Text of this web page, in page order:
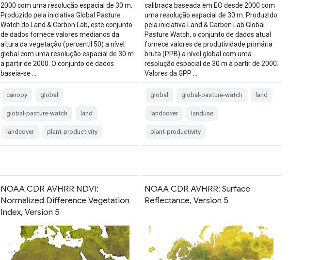
2000 com uma resolução espacial de 30 m.
Produzido pela iniciativa Global Pasture
Watch do Land & Carbon Lab, este conjunto
de dados fornece valores medianos da
altura da vegetação (percentil 50) a nível
global com uma resolução espacial de 30 m
a partir de 2000. O conjunto de dados
baseia-se …
canopy global
global-pasture-watch land
landcover plant-productivity
calibrada baseada em EO desde 2000 com
uma resolução espacial de 30 m. Produzido
pela iniciativa Land & Carbon Lab Global
Pasture Watch, o conjunto de dados atual
fornece valores de produtividade primária
bruta (PPB) a nível global com uma
resolução espacial de 30 m a partir de 2000.
Valores da GPP …
global global-pasture-watch land
landcover landuse
plant-productivity
NOAA CDR AVHRR NDVI:
Normalized Difference Vegetation
Index, Version 5
NOAA CDR AVHRR: Surface
Reflectance, Version 5